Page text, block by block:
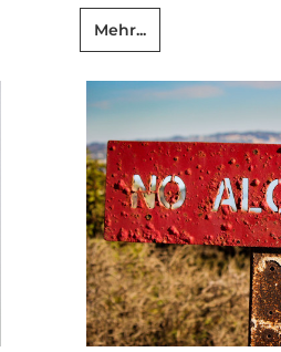
Mehr...